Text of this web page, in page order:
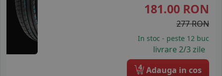
181.00 RON
277 RON
In stoc - peste 12 buc
livrare 2/3 zile
4 Adauga in cos